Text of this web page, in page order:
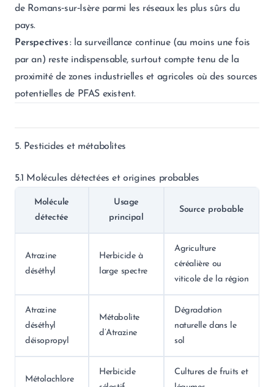
de Romans‑sur‑Isère parmi les réseaux les plus sûrs du
pays.
Perspectives: la surveillance continue (au moins une fois
par an) reste indispensable, surtout compte tenu de la
proximité de zones industrielles et agricoles où des sources
potentielles de PFAS existent.
5. Pesticides et métabolites
5.1 Molécules détectées et origines probables
Molécule
détectée
Usage
principal
Source probable
Atrazine
déséthyl
Herbicide à
large spectre
Agriculture
céréalière ou
viticole de la région
Atrazine
déséthyl
déisopropyl
Métabolite
d’Atrazine
Dégradation
naturelle dans le
sol
Métolachlore
Herbicide
Cultures de fruits et